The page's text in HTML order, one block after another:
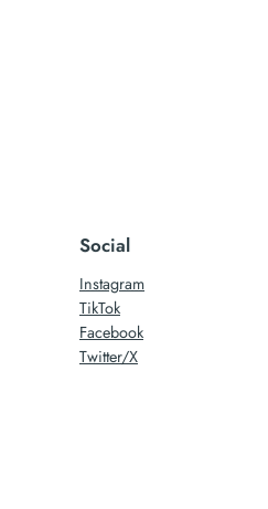
Social
Instagram
TikTok
Facebook
Twitter/X